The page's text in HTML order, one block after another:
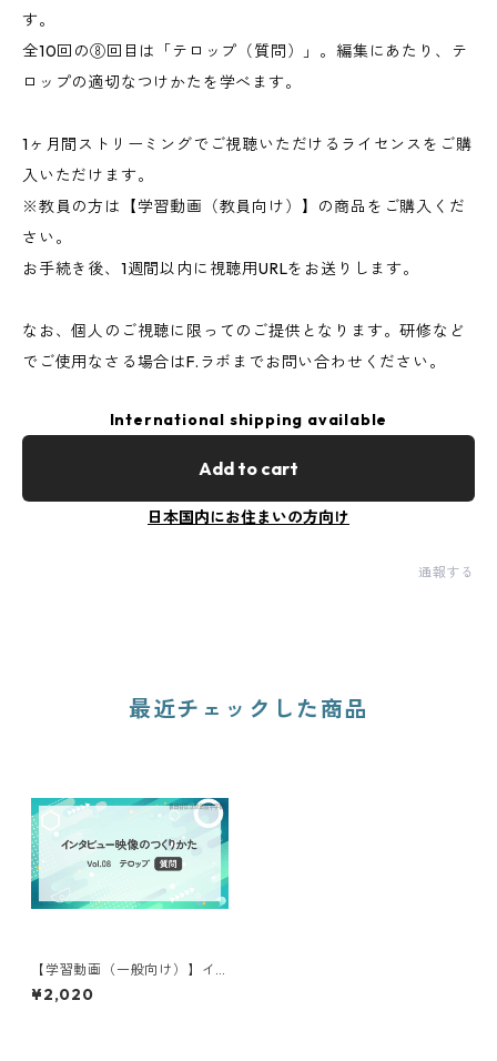
す。
全10回の⑧回目は「テロップ（質問）」。編集にあたり、テ
ロップの適切なつけかたを学べます。
1ヶ月間ストリーミングでご視聴いただけるライセンスをご購
入いただけます。
※教員の方は【学習動画（教員向け）】の商品をご購入くだ
さい。
お手続き後、1週間以内に視聴用URLをお送りします。
なお、個人のご視聴に限ってのご提供となります。研修など
でご使用なさる場合はF.ラボまでお問い合わせください。
International shipping available
Add to cart
日本国内にお住まいの方向け
通報する
最近チェックした商品
【学習動画（一般向け）】イ
ンタビュー映像のつくりかた
⑧
¥2,020